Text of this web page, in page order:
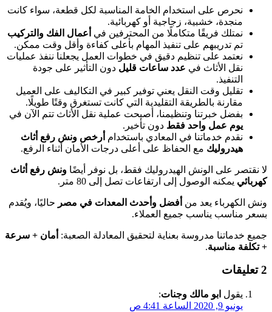
نحرص على استخدام الخامة المناسبة لكل قطعة، سواء كانت
منجدة، خشبية، زجاجية أو كهربائية.
نمتلك فريقًا متكاملًا من المحترفين في أعمال الفك والتركيب
تم تدريبهم على تنفيذ المهام بأعلى كفاءة وأقل وقت ممكن.
نعتمد على تنظيم دقيق في خطوات العمل يجعلنا ننفذ عمليات
نقل الأثاث في عدد ساعات قليل دون التأثير على جودة
التنفيذ.
تقليل وقت النقل يعني توفير كبير في التكاليف على العميل
مقارنة بالطريقة التقليدية التي كانت تستغرق وقتًا طويلًا.
بفضل خبرتنا وتنظيمنا، أصبحت عملية نقل الأثاث تتم الآن في
يوم عمل واحد فقط دون تأخير.
نقدم خدماتنا في المعادي باستخدام أرخص ونش رفع أثاث
هيدروليك مع الحفاظ على أعلى درجات الأمان أثناء الرفع.
لا نقتصر على الونش الهيدروليك فقط، بل نوفر أيضًا ونش رفع أثاث
كهربائي يمكنه الوصول إلى ارتفاعات تصل إلى 80 متر.
ونش الكهرباء يعد من أفضل وأحدث المعدات في مصر حاليًا، ويُقدم
بسعر مناسب يناسب جميع العملاء.
جميع خدماتنا مدروسة بعناية لتحقيق المعادلة الصعبة: أمان + سرعة
+ تكلفة مناسبة.
‫2 تعليقات
يقول ابو مالك وجنات:
يونيو 9, 2020 الساعة 4:41 ص